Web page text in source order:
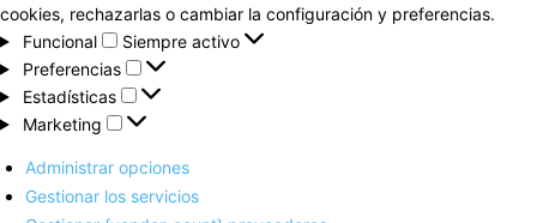
cookies, rechazarlas o cambiar la configuración y preferencias.
Funcional
Funcional
Siempre activo
Preferencias
Preferencias
Estadísticas
Estadísticas
Marketing
Marketing
Administrar opciones
Gestionar los servicios